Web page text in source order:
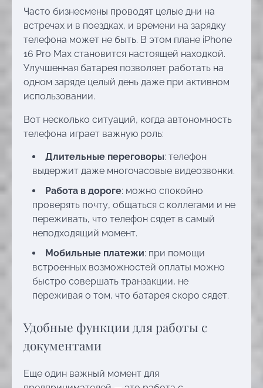
Часто бизнесмены проводят целые дни на
встречах и в поездках, и времени на зарядку
телефона может не быть. В этом плане iPhone
16 Pro Max становится настоящей находкой.
Улучшенная батарея позволяет работать на
одном заряде целый день даже при активном
использовании.
Вот несколько ситуаций, когда автономность
телефона играет важную роль:
Длительные переговоры: телефон
выдержит даже многочасовые видеозвонки.
Работа в дороге: можно спокойно
проверять почту, общаться с коллегами и не
переживать, что телефон сядет в самый
неподходящий момент.
Мобильные платежи: при помощи
встроенных возможностей оплаты можно
быстро совершать транзакции, не
переживая о том, что батарея скоро сядет.
Удобные функции для работы с
документами
Еще один важный момент для